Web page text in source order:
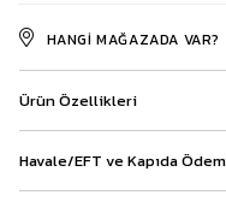
HANGI MAĞAZADA VAR?
Ürün Özellikleri
Havale/EFT ve Kapıda